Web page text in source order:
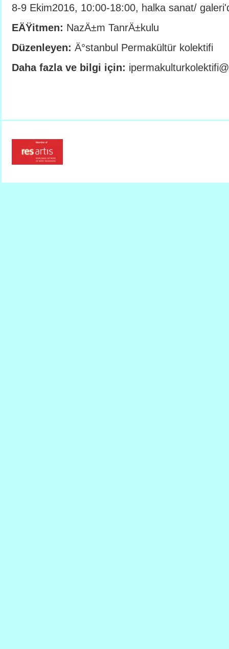
8-9 Ekim2016, 10:00-18:00, halka sanat/
EÄŸitmen: NazÄ±m TanrÄ±kulu
Düzenleyen: Ä°stanbul Permakültür kolektifi
Daha fazla ve bilgi için: